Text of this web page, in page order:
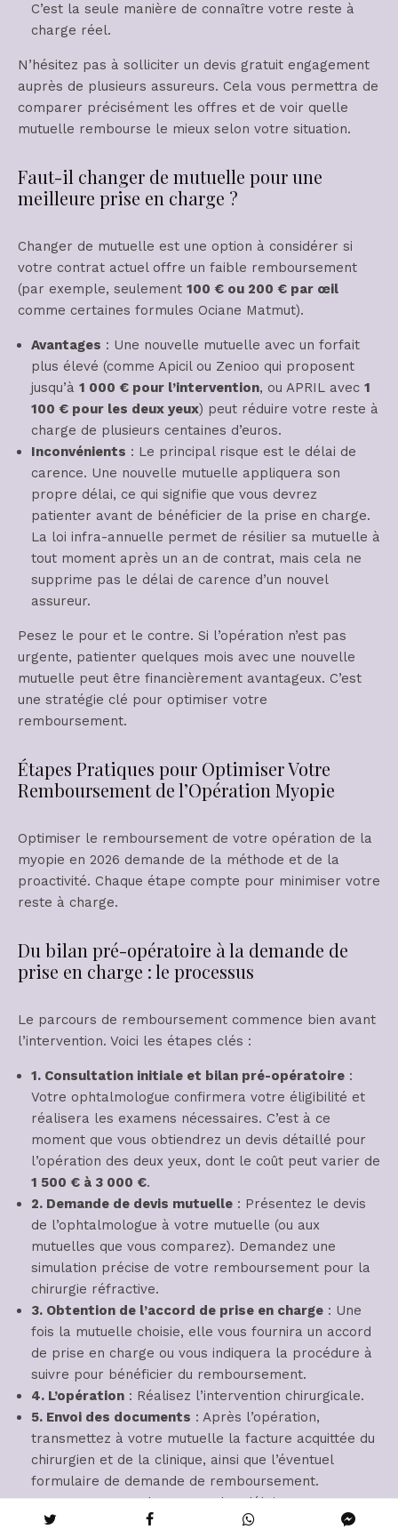
C’est la seule manière de connaître votre reste à
charge réel.
N’hésitez pas à solliciter un devis gratuit engagement
auprès de plusieurs assureurs. Cela vous permettra de
comparer précisément les offres et de voir quelle
mutuelle rembourse le mieux selon votre situation.
Faut-il changer de mutuelle pour une
meilleure prise en charge ?
Changer de mutuelle est une option à considérer si
votre contrat actuel offre un faible remboursement
(par exemple, seulement 100 € ou 200 € par œil
comme certaines formules Ociane Matmut).
Avantages : Une nouvelle mutuelle avec un forfait
plus élevé (comme Apicil ou Zenioo qui proposent
jusqu’à 1 000 € pour l’intervention, ou APRIL avec 1
100 € pour les deux yeux) peut réduire votre reste à
charge de plusieurs centaines d’euros.
Inconvénients : Le principal risque est le délai de
carence. Une nouvelle mutuelle appliquera son
propre délai, ce qui signifie que vous devrez
patienter avant de bénéficier de la prise en charge.
La loi infra-annuelle permet de résilier sa mutuelle à
tout moment après un an de contrat, mais cela ne
supprime pas le délai de carence d’un nouvel
assureur.
Pesez le pour et le contre. Si l’opération n’est pas
urgente, patienter quelques mois avec une nouvelle
mutuelle peut être financièrement avantageux. C’est
une stratégie clé pour optimiser votre
remboursement.
Étapes Pratiques pour Optimiser Votre
Remboursement de l’Opération Myopie
Optimiser le remboursement de votre opération de la
myopie en 2026 demande de la méthode et de la
proactivité. Chaque étape compte pour minimiser votre
reste à charge.
Du bilan pré-opératoire à la demande de
prise en charge : le processus
Le parcours de remboursement commence bien avant
l’intervention. Voici les étapes clés :
1. Consultation initiale et bilan pré-opératoire :
Votre ophtalmologue confirmera votre éligibilité et
réalisera les examens nécessaires. C’est à ce
moment que vous obtiendrez un devis détaillé pour
l’opération des deux yeux, dont le coût peut varier de
1 500 € à 3 000 €.
2. Demande de devis mutuelle : Présentez le devis
de l’ophtalmologue à votre mutuelle (ou aux
mutuelles que vous comparez). Demandez une
simulation précise de votre remboursement pour la
chirurgie réfractive.
3. Obtention de l’accord de prise en charge : Une
fois la mutuelle choisie, elle vous fournira un accord
de prise en charge ou vous indiquera la procédure à
suivre pour bénéficier du remboursement.
4. L’opération : Réalisez l’intervention chirurgicale.
5. Envoi des documents : Après l’opération,
transmettez à votre mutuelle la facture acquittée du
chirurgien et de la clinique, ainsi que l’éventuel
formulaire de demande de remboursement.
Respectez scrupuleusement les délais.
6. Traitement et virement
: Votre mutuelle traitera